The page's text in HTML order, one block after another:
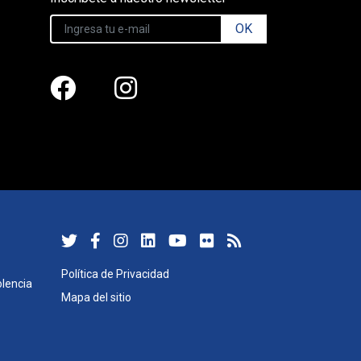
OK
Política de Privacidad
Mapa del sitio